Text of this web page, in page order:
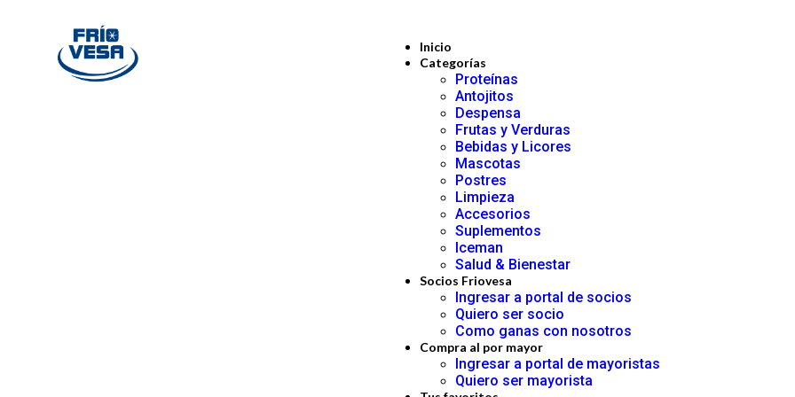
Inicio
Categorías
Proteínas
Antojitos
Despensa
Frutas y Verduras
Bebidas y Licores
Mascotas
Postres
Limpieza
Accesorios
Suplementos
Iceman
Salud & Bienestar
Socios Friovesa
Ingresar a portal de socios
Quiero ser socio
Como ganas con nosotros
Compra al por mayor
Ingresar a portal de mayoristas
Quiero ser mayorista